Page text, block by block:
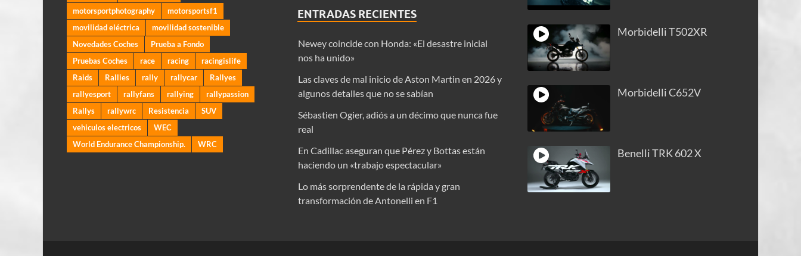
motorsportphotography
motorsportsf1
movilidad eléctrica
movilidad sostenible
Novedades Coches
Prueba a Fondo
Pruebas Coches
race racing
racingislife
Raids
Rallies rally rallycar
Rallyes
rallyesport
rallyfans rallying
rallypassion
Rallys
rallywrc Resistencia
SUV
vehiculos electricos
WEC
World Endurance Championship.
WRC
ENTRADAS RECIENTES
Newey coincide con Honda: «El desastre inicial
nos ha unido»
Las claves de mal inicio de Aston Martin en 2026 y
algunos detalles que no se sabían
Sébastien Ogier, adiós a un décimo que nunca fue
real
En Cadillac aseguran que Pérez y Bottas están
haciendo un «trabajo espectacular»
Lo más sorprendente de la rápida y gran
transformación de Antonelli en F1
Morbidelli T502XR
Morbidelli C652V
Benelli TRK 602 X